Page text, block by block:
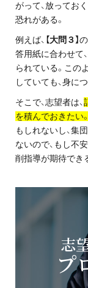
がって、放ってお
恐れがある。
例えば、 【大問３】
答用紙に合わせて
られている。この
していても、身に
そこで、志望者は、
を積んでおきたい。
もしれないし、集
ないので、もし不
削指導が期待でき
志
プ